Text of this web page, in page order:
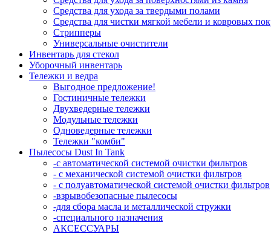
Средства для ухода за твердыми полами
Средства для чистки мягкой мебели и ковровых
Стрипперы
Универсальные очистители
Инвентарь для стекол
Уборочный инвентарь
Тележки и ведра
Выгодное предложение!
Гостиничные тележки
Двухведерные тележки
Модульные тележки
Одноведерные тележки
Тележки "комби"
Пылесосы Dust In Tank
-с автоматической системой очистки фильтров
- с механической системой очистки фильтров
- с полуавтоматической системой очистки фильтров
-взрывобезопасные пылесосы
-для сбора масла и металлической стружки
-специального назначения
АКСЕССУАРЫ